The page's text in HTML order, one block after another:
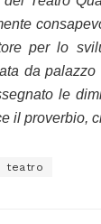
per lo
da
le
il proverbio,
teatro